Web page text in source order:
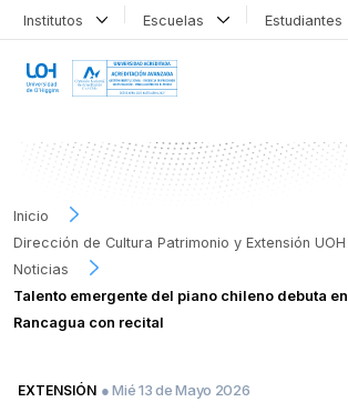
Institutos Escuelas Estudiantes
Inicio
Dirección de Cultura Patrimonio y Extensión UOH
Noticias
Talento emergente del piano chileno debuta en
Rancagua con recital
EXTENSIÓN ● Mié 13 de Mayo 2026